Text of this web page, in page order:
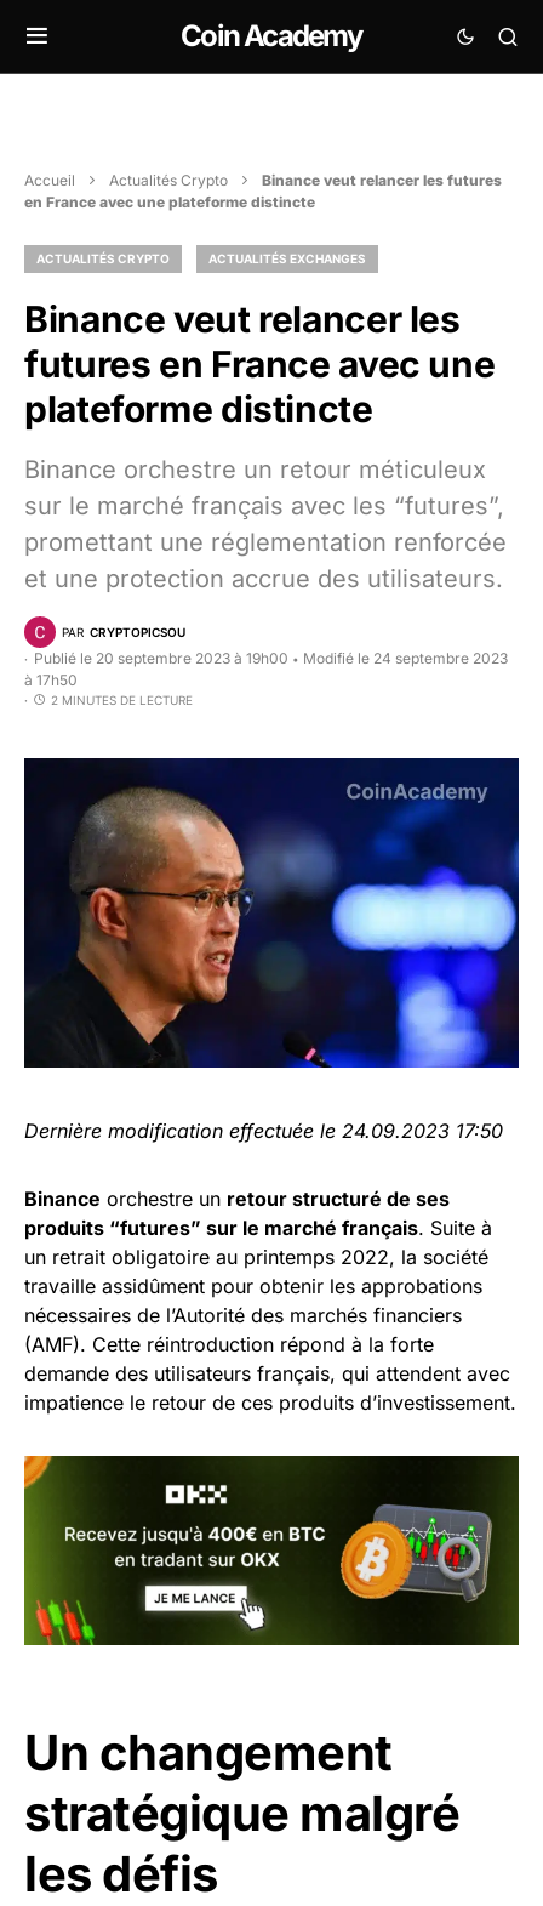
Coin Academy
Accueil Actualités Crypto
Binance veut relancer les futures
en France avec une plateforme distincte
ACTUALITÉS CRYPTO ACTUALITÉS EXCHANGES
Binance veut relancer les
futures en France avec une
plateforme distincte
Binance orchestre un retour méticuleux
sur le marché français avec les “futures”,
promettant une réglementation renforcée
et une protection accrue des utilisateurs.
PAR CRYPTOPICSOU
Publié le 20 septembre 2023 à 19h00 • Modifié le 24 septembre 2023
à 17h50
2 MINUTES DE LECTURE
Dernière modification effectuée le 24.09.2023 17:50
Binance orchestre un retour structuré de ses
produits “futures” sur le marché français. Suite à
un retrait obligatoire au printemps 2022, la société
travaille assidûment pour obtenir les approbations
nécessaires de l’Autorité des marchés financiers
(AMF). Cette réintroduction répond à la forte
demande des utilisateurs français, qui attendent avec
impatience le retour de ces produits d’investissement.
Un changement
stratégique malgré
les défis